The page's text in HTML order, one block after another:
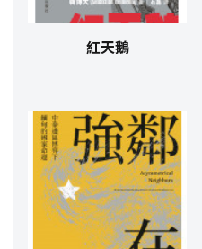
紅天鵝